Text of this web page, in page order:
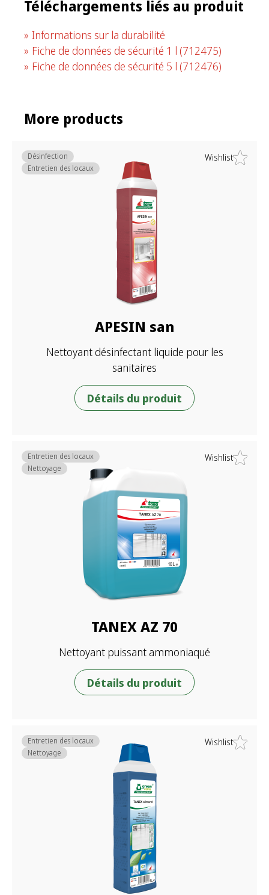
Téléchargements liés au produit
Informations sur la durabilité
Fiche de données de sécurité 1 l (712475)
Fiche de données de sécurité 5 l (712476)
More products
Wishlist
APESIN san
Nettoyant désinfectant liquide pour les
sanitaires
Désinfection
Entretien des locaux
Détails du produit
Wishlist
TANEX AZ 70
Nettoyant puissant ammoniaqué
Entretien des locaux
Nettoyage
Détails du produit
Wishlist
Entretien des locaux
Nettoyage